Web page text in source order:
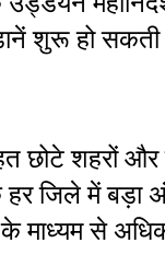
शुरू हो
छोटे शहरों और
जिले में बड़ा
माध्यम से